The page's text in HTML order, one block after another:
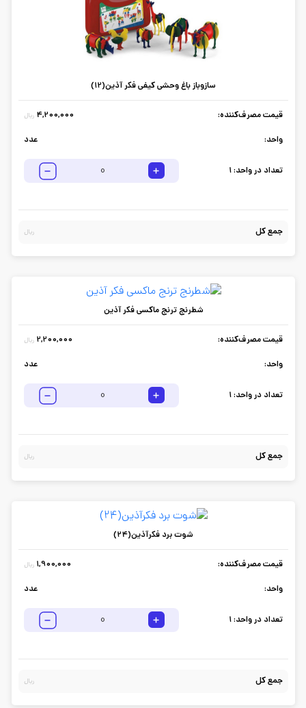
سازوباز باغ وحشی کیفی فکر آذین(12)
قیمت مصرف‌کننده: 4,200,000 ریال
واحد: عدد
تعداد در واحد:1
جمع کل ریال
شطرنج ترنج ماکسی فکر آذین
قیمت مصرف‌کننده: 2,200,000 ریال
واحد: عدد
تعداد در واحد:1
جمع کل ریال
شوت برد فکرآذین(24)
قیمت مصرف‌کننده: 1,900,000 ریال
واحد: عدد
تعداد در واحد:1
جمع کل ریال